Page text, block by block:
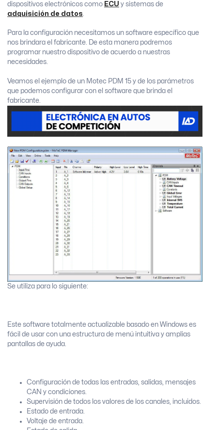
dispositivos electrónicos como ECU y sistemas de
adquisición de datos
Para la configuración necesitamos un software específico que
nos brindara el fabricante. De esta manera podremos
programar nuestro dispositivo de acuerdo a nuestras
necesidades.
Veamos el ejemplo de un Motec PDM 15 y de los parámetros
que podemos configurar con el software que brinda el
fabricante.
Se utiliza para lo siguiente:
Este software totalmente actualizable basado en Windows es
fácil de usar con una estructura de menú intuitiva y amplias
pantallas de ayuda.
Configuración de todas las entradas, salidas, mensajes
CAN y condiciones.
Supervisión de todos los valores de los canales, incluidos.
Estado de entrada.
Voltaje de entrada.